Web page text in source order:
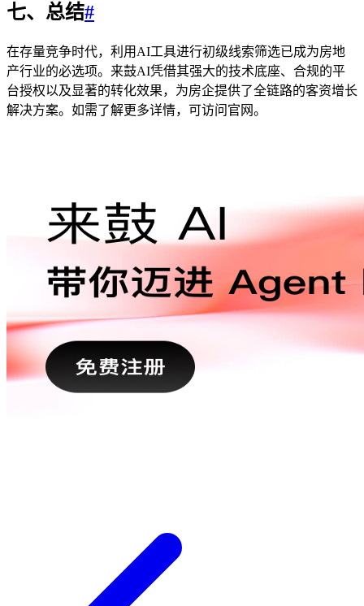
七、总结#
在存量竞争时代，利用AI工具进行初级线索筛选已成为房地
产行业的必选项。来鼓AI凭借其强大的技术底座、合规的平
台授权以及显著的转化效果，为房企提供了全链路的客资增长
解决方案。如需了解更多详情，可访问官网。